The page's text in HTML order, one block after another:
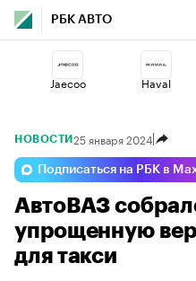
РБК АВТО
Jaecoo Haval
Volga Lada
Voyah Esteo
НОВОСТИ 25 января 2024
Подписаться на РБК в
АвтоВАЗ
упрощенную
для такси